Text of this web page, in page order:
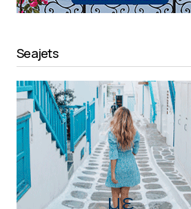
Seajets